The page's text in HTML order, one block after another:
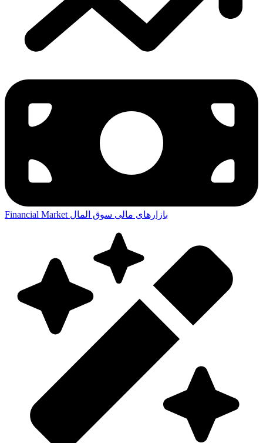
Financial Market بازارهای مالی سوق المال